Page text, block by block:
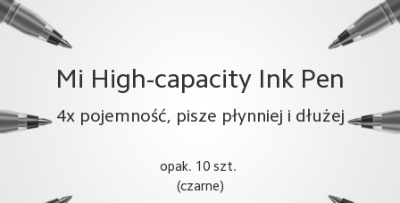
Mi High-capacity Ink Pen
4x pojemność, pisze płynniej i dłużej
opak. 10 szt.
(czarne)